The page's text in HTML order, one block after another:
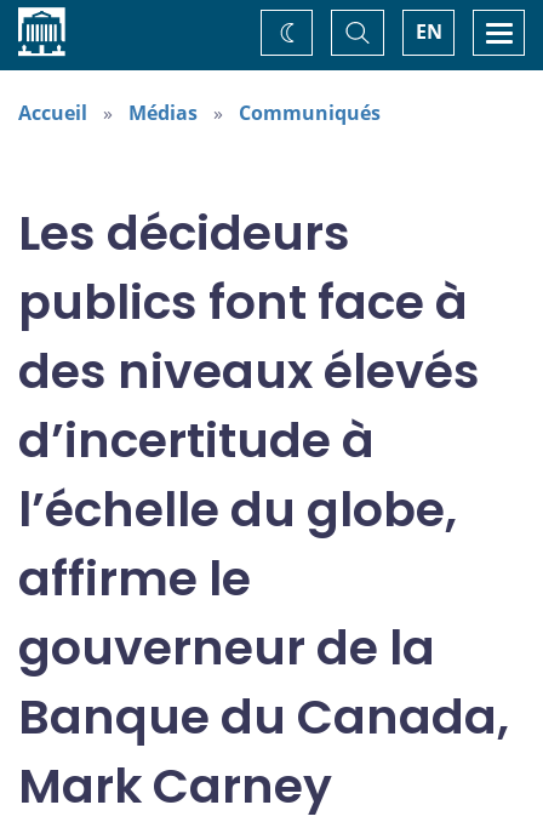
Accueil EN
Basculer
la
recherche
Changez
de
thème
Accueil Médias Communiqués
Les décideurs
publics font face à
des niveaux élevés
d’incertitude à
l’échelle du globe,
affirme le
gouverneur de la
Banque du Canada,
Mark Carney